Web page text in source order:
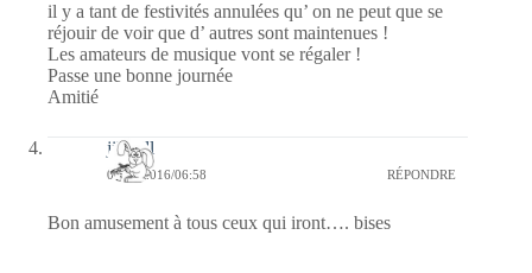
il y a tant de festivités annulées qu’ on ne peut que se
réjouir de voir que d’ autres sont maintenues !
Les amateurs de musique vont se régaler !
Passe une bonne journée
Amitié
jill bill
04/08/2016/06:58 RÉPONDRE
Bon amusement à tous ceux qui iront…. bises